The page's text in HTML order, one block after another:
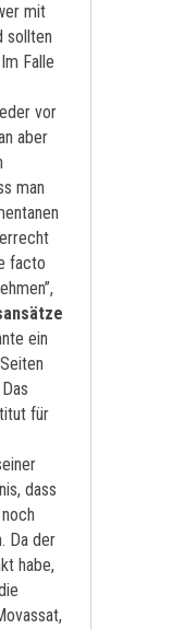
mit
sollten
Falle
vor
aber
man
facto
ein
für
dass
Da der
habe,